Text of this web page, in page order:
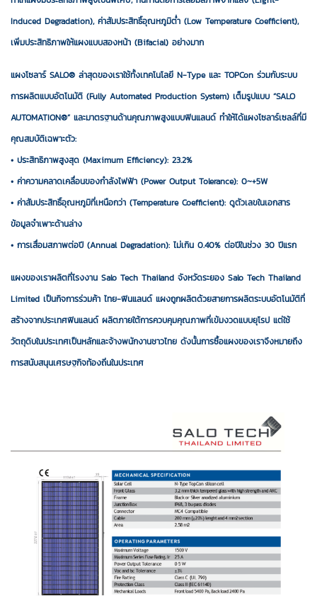
Induced Degradation), ค่าสัมประสิทธิ์อุณหภูมิต่ำ (Low Temperature Coefficient),
เพิ่มประสิทธิภาพให้แผงแบบสองหน้า (Bifacial) อย่างมาก
แผงโซลาร์ SALO® ล่าสุดของเราใช้ทั้งเทคโนโลยี N-Type และ TOPCon ร่วมกับระบบ
การผลิตแบบอัตโนมัติ (Fully Automated Production System) เต็มรูปแบบ “SALO
AUTOMATION®” และมาตรฐานด้านคุณภาพสูงแบบฟินแลนด์ ทำให้ได้แผงโซลาร์เซลล์ที่มี
คุณสมบัติเฉพาะตัว:
• ประสิทธิภาพสูงสุด (Maximum Efficiency): 23.2%
• ค่าความคลาดเคลื่อนของกำลังไฟฟ้า (Power Output Tolerance): 0~+5W
• ค่าสัมประสิทธิ์อุณหภูมิที่เหนือกว่า (Temperature Coefficient): ดูตัวเลขในเอกสาร
ข้อมูลจำเพาะด้านล่าง
• การเสื่อมสภาพต่อปี (Annual Degradation): ไม่เกิน 0.40% ต่อปีในช่วง 30 ปีแรก
แผงของเราผลิตที่โรงงาน Salo Tech Thailand จังหวัดระยอง Salo Tech Thailand
Limited เป็นกิจการร่วมค้า ไทย-ฟินแลนด์ แผงถูกผลิตด้วยสายการผลิตระบบอัตโนมัติที่
สร้างจากประเทศฟินแลนด์ ผลิตภายใต้การควบคุมคุณภาพที่เข้มงวดแบบยุโรป แต่ใช้
วัตถุดิบในประเทศเป็นหลักและจ้างพนักงานชาวไทย ดังนั้นการซื้อแผงของเราจึงหมายถึง
การสนับสนุนเศรษฐกิจท้องถิ่นในประเทศ